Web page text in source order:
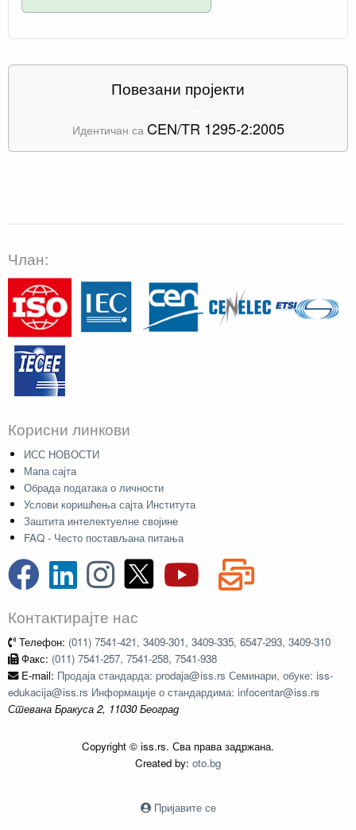
Повезани пројекти
Идентичан са CEN/TR 1295-2:2005
Члан:
Корисни линкови
ИСС НОВОСТИ
Мапа сајта
Обрада података о личности
Услови коришћења сајта Института
Заштита интелектуелне својине
FAQ - Често постављана питања
Контактирајте нас
Телефон: (011) 7541-421, 3409-301, 3409-335, 6547-293, 3409-310
Факс: (011) 7541-257, 7541-258, 7541-938
E-mail: Продаја стандарда: prodaja@iss.rs Семинари, обуке: iss-
edukacija@iss.rs Информације о стандардима: infocentar@iss.rs
Стевана Бракуса 2, 11030 Београд
Copyright © iss.rs. Сва права задржана.
Created by: oto.bg
Пријавите се